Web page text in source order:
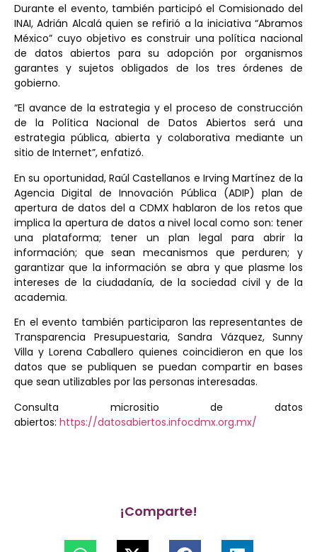
Durante el evento, también participó el Comisionado del
INAI, Adrián Alcalá quien se refirió a la iniciativa “Abramos
México” cuyo objetivo es construir una política nacional
de datos abiertos para su adopción por organismos
garantes y sujetos obligados de los tres órdenes de
gobierno.
“El avance de la estrategia y el proceso de construcción
de la Política Nacional de Datos Abiertos será una
estrategia pública, abierta y colaborativa mediante un
sitio de Internet”, enfatizó.
En su oportunidad, Raúl Castellanos e Irving Martínez de la
Agencia Digital de Innovación Pública (ADIP) plan de
apertura de datos del a CDMX hablaron de los retos que
implica la apertura de datos a nivel local como son: tener
una plataforma; tener un plan legal para abrir la
información; que sean mecanismos que perduren; y
garantizar que la información se abra y que plasme los
intereses de la ciudadanía, de la sociedad civil y de la
academia.
En el evento también participaron las representantes de
Transparencia Presupuestaria, Sandra Vázquez, Sunny
Villa y Lorena Caballero quienes coincidieron en que los
datos que se publiquen se puedan compartir en bases
que sean utilizables por las personas interesadas.
Consulta micrositio de datos
abiertos: https://datosabiertos.infocdmx.org.mx/
¡Comparte!